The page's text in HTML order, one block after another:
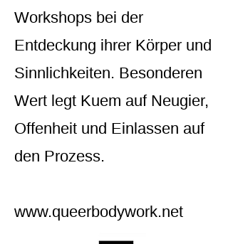
Workshops bei der
Entdeckung ihrer Körper und
Sinnlichkeiten. Besonderen
Wert legt Kuem auf Neugier,
Offenheit und Einlassen auf
den Prozess.
www.queerbodywork.net